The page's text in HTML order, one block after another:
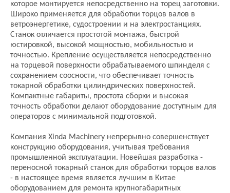
которое монтируется непосредственно на торец заготовки.
Широко применяется для обработки торцов валов в
ветроэнергетике, судостроении и на электростанциях.
Станок отличается простотой монтажа, быстрой
юстировкой, высокой мощностью, мобильностью и
точностью. Крепление осуществляется непосредственно
на торцевой поверхности обрабатываемого шпинделя с
сохранением соосности, что обеспечивает точность
токарной обработки цилиндрических поверхностей.
Компактные габариты, простота сборки и высокая
точность обработки делают оборудование доступным для
операторов с минимальной подготовкой.
Компания Xinda Machinery непрерывно совершенствует
конструкцию оборудования, учитывая требования
промышленной эксплуатации. Новейшая разработка -
переносной токарный станок для обработки торцов валов
- в настоящее время является лучшим в Китае
оборудованием для ремонта крупногабаритных